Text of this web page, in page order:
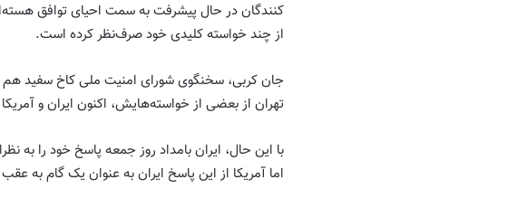
کنندگان در حال پیشرفت به سمت احیای توافق
از چند خواسته کلیدی خود صرف‌نظر کرده است.
تهران از بعضی از خواسته‌هایش، اکنون ایران و
با این حال، ایران بامداد روز جمعه پاسخ خود را به
اما آمریکا از این پاسخ ایران به عنوان یک گام به